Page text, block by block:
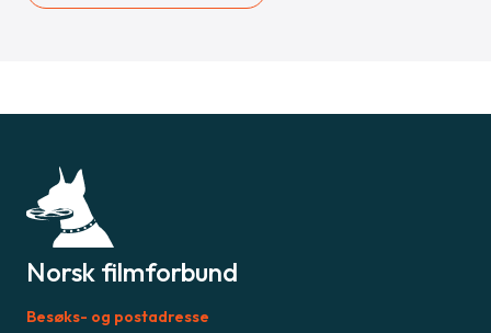
Norsk filmforbund
Besøks- og postadresse